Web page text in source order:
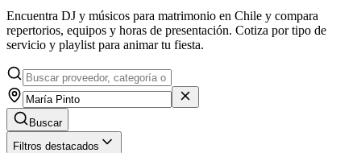
Encuentra DJ y músicos para matrimonio en Chile y compara
repertorios, equipos y horas de presentación. Cotiza por tipo de
servicio y playlist para animar tu fiesta.
Buscar
Filtros destacados